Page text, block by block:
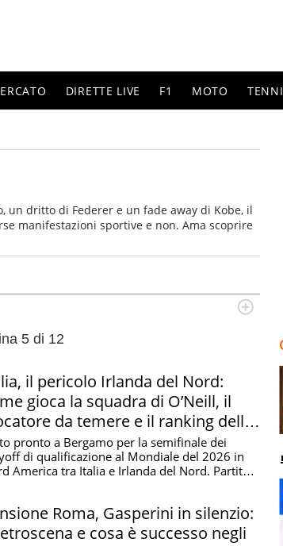
DIRETTE LIVE F1 MOTO
un dritto di Federer e un fade away di Kobe, il
manifestazioni sportive e non. Ama scoprire
5 di 12
il pericolo Irlanda del Nord:
gioca la squadra di O’Neill, il
da temere e il ranking della
& White Army
pronto a Bergamo per la semifinale dei
di qualificazione al Mondiale del 2026 in
America tra Italia e Irlanda del Nord. Partita
Roma, Gasperini in silenzio:
e cosa è successo negli